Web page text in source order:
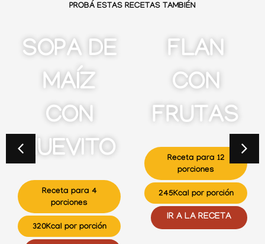
PROBÁ ESTAS RECETAS TAMBIÉN
SOPA DE
MAÍZ
CON
HUEVITO
Receta para 4
porciones
320Kcal por porción
FLAN
CON
FRUTAS
Receta para 12
porciones
245Kcal por porción
IR A LA RECETA